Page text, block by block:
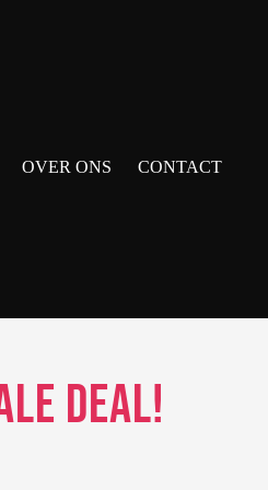
OVER ONS CONTACT
deal!